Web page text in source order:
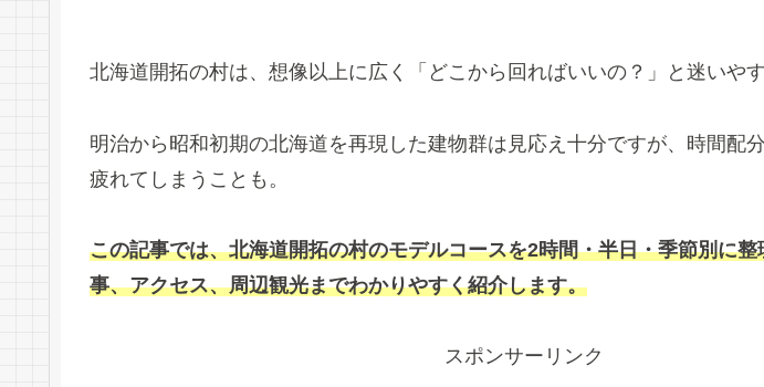
北海道開拓の村は、想像以上に広く「どこから回ればいいの？」と迷いや
明治から昭和初期の北海道を再現した建物群は見応え十分ですが、時間配
疲れてしまうことも。
この記事では、北海道開拓の村のモデルコースを2時間・半日・季節別に
事、アクセス、周辺観光までわかりやすく紹介します。
スポンサーリンク